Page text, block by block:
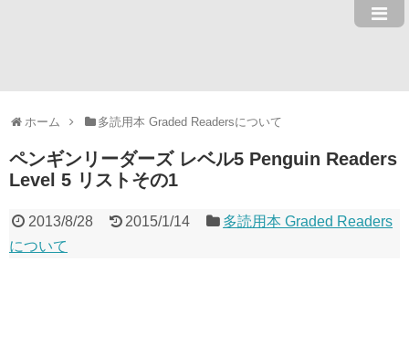
ホーム 多読用本 Graded Readersについて
ペンギンリーダーズ レベル5 Penguin Readers
Level 5 リストその1
2013/8/28 2015/1/14
多読用本 Graded Readers
について